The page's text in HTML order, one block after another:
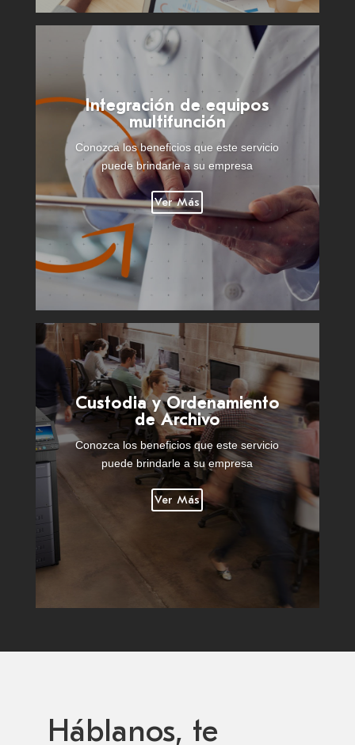
Integración de equipos
multifunción
Conozca los beneficios que este servicio
puede brindarle a su empresa
Ver Más
Custodia y Ordenamiento
de Archivo
Conozca los beneficios que este servicio
puede brindarle a su empresa
Ver Más
Háblanos, te